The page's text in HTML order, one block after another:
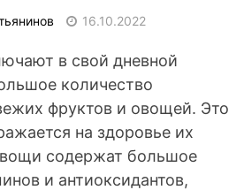
16.10.2022
в свой дневной
количество
фруктов и овощей. Это
на здоровье их
содержат большое
и антиоксидантов,